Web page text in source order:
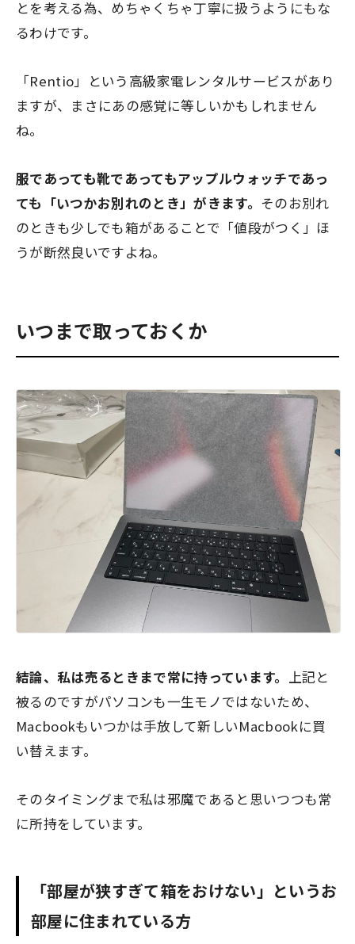
とを考える為、めちゃくちゃ丁寧に扱うようにもな
るわけです。
「Rentio」という高級家電レンタルサービスがあり
ますが、まさにあの感覚に等しいかもしれません
ね。
服であっても靴であってもアップルウォッチであっ
ても「いつかお別れのとき」がきます。 そのお別れ
のときも少しでも箱があることで「値段がつく」ほ
うが断然良いですよね。
いつまで取っておくか
結論、私は売るときまで常に持っています。 上記と
被るのですがパソコンも一生モノではないため、
Macbookもいつかは手放して新しいMacbookに買
い替えます。
そのタイミングまで私は邪魔であると思いつつも常
に所持をしています。
「部屋が狭すぎて箱をおけない」というお
部屋に住まれている方